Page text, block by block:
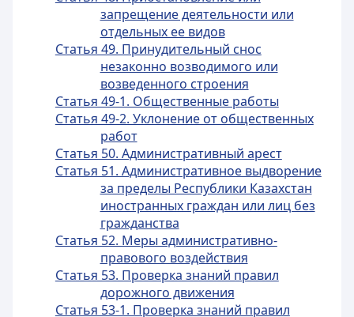
запрещение деятельности или
отдельных ее видов
Статья 49. Принудительный снос
незаконно возводимого или
возведенного строения
Статья 49-1. Общественные работы
Статья 49-2. Уклонение от общественных
работ
Статья 50. Административный арест
Статья 51. Административное выдворение
за пределы Республики Казахстан
иностранных граждан или лиц без
гражданства
Статья 52. Меры административно-
правового воздействия
Статья 53. Проверка знаний правил
дорожного движения
Статья 53-1. Проверка знаний правил